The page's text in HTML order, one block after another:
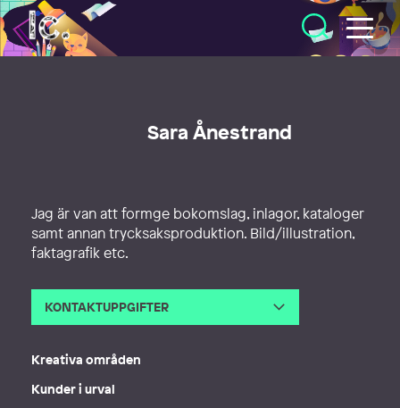
Illustratörcentrum
Sara Ånestrand
Jag är van att formge bokomslag, inlagor, kataloger
samt annan trycksaksproduktion. Bild/illustration,
faktagrafik etc.
KONTAKTUPPGIFTER
Kreativa områden
Kunder i urval